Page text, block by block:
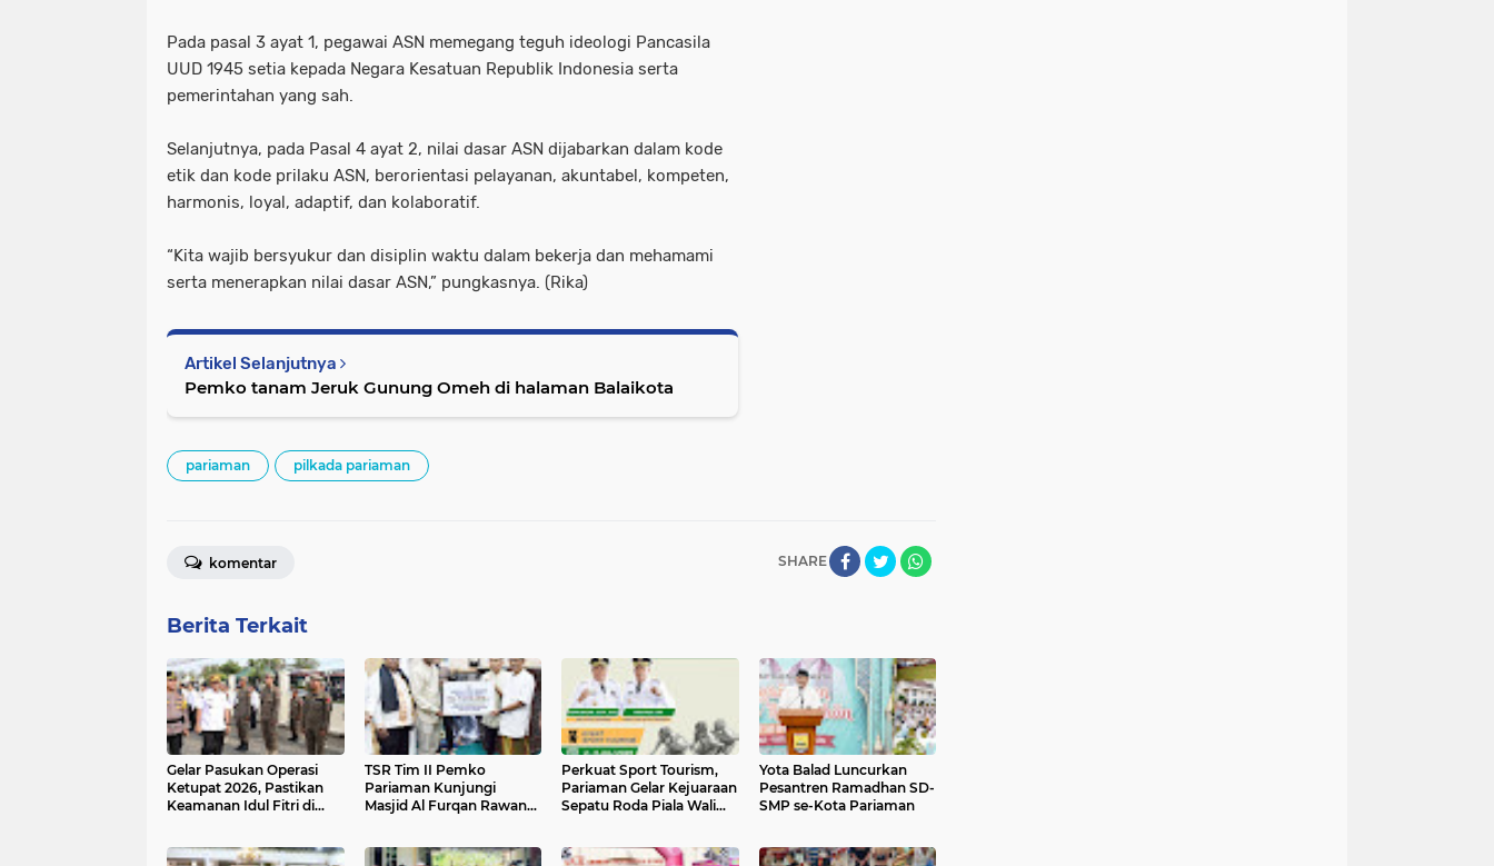
Pada pasal 3 ayat 1, pegawai ASN memegang teguh ideologi Pancasila
UUD 1945 setia kepada Negara Kesatuan Republik Indonesia serta
pemerintahan yang sah.
Selanjutnya, pada Pasal 4 ayat 2, nilai dasar ASN dijabarkan dalam kode
etik dan kode prilaku ASN, berorientasi pelayanan, akuntabel, kompeten,
harmonis, loyal, adaptif, dan kolaboratif.
“Kita wajib bersyukur dan disiplin waktu dalam bekerja dan mehamami
serta menerapkan nilai dasar ASN,” pungkasnya. (Rika)
Artikel Selanjutnya
Pemko tanam Jeruk Gunung Omeh di halaman Balaikota
pariaman pilkada pariaman
SHARE
komentar
Berita Terkait
Gelar Pasukan Operasi
Ketupat 2026, Pastikan
Keamanan Idul Fitri di
TSR Tim II Pemko
Pariaman Kunjungi
Masjid Al Furqan Rawang,
Perkuat Sport Tourism,
Pariaman Gelar Kejuaraan
Sepatu Roda Piala Wali
Yota Balad Luncurkan
Pesantren Ramadhan SD-
SMP se-Kota Pariaman